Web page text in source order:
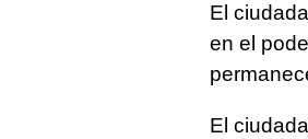
El
en el
El